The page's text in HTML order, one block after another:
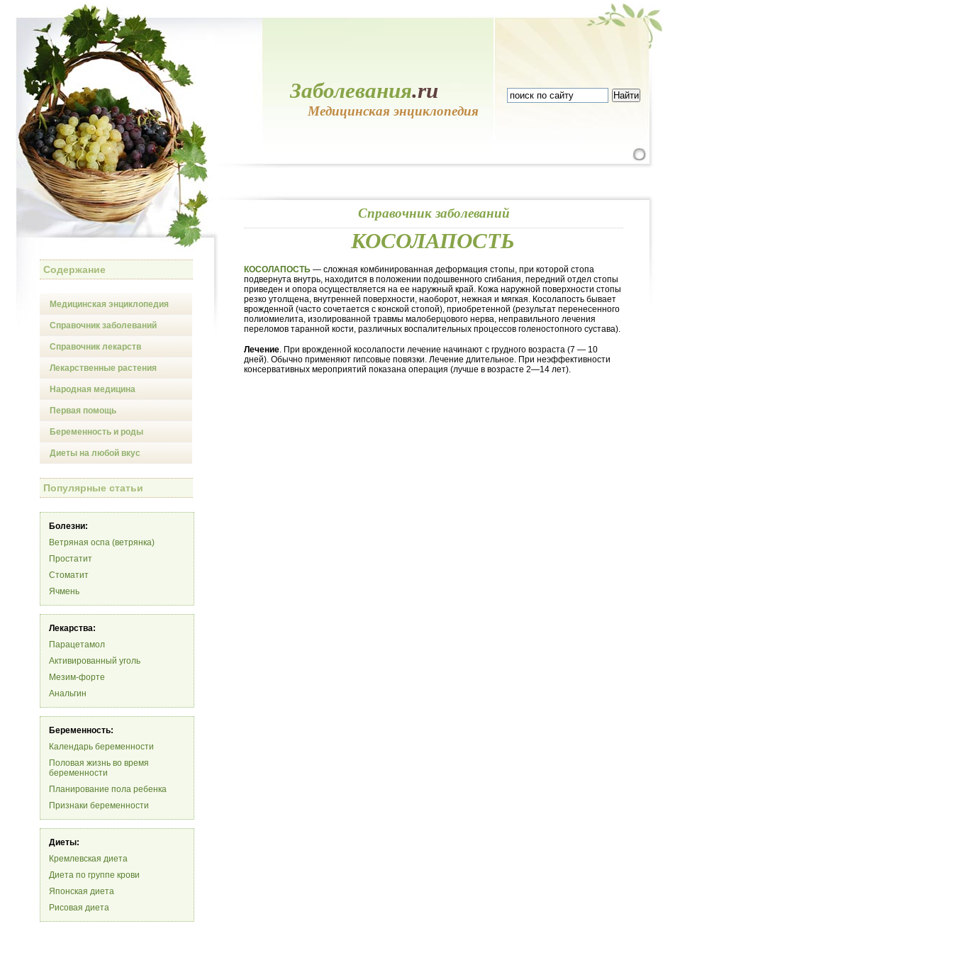
Заболевания.ru
Медицинская энциклопедия
Содержание
Медицинская энциклопедия
Справочник заболеваний
Справочник лекарств
Лекарственные растения
Народная медицина
Первая помощь
Беременность и роды
Диеты на любой вкус
Популярные статьи
Болезни:
Ветряная оспа (ветрянка)
Простатит
Стоматит
Ячмень
Лекарства:
Парацетамол
Активированный уголь
Мезим-форте
Анальгин
Беременность:
Календарь беременности
Половая жизнь во время
беременности
Планирование пола ребенка
Признаки беременности
Диеты:
Кремлевская диета
Диета по группе крови
Японская диета
Рисовая диета
Справочник заболеваний
КОСОЛАПОСТЬ
КОСОЛАПОСТЬ — сложная комбинированная деформация стопы, при которой стопа
подвернута внутрь, находится в положении подошвенного сгибания, передний отдел стопы
приведен и опора осуществляется на ее наружный край. Кожа наружной поверхности стопы
резко утолщена, внутренней поверхности, наоборот, нежная и мягкая. Косолапость бывает
врожденной (часто сочетается с конской стопой), приобретенной (результат перенесенного
полиомиелита, изолированной травмы малоберцового нерва, неправильного лечения
переломов таранной кости, различных воспалительных процессов голеностопного сустава).
Лечение. При врожденной косолапости лечение начинают с грудного возраста (7 — 10
дней). Обычно применяют гипсовые повязки. Лечение длительное. При неэффективности
консервативных мероприятий показана операция (лучше в возрасте 2—14 лет).